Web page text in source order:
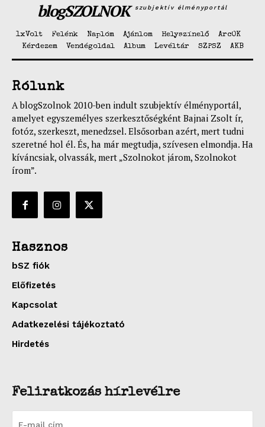
blogSZOLNOK szubjektív élményportál
1xVolt Felénk Naplóm Ajánlom Helyszínelő
ArcOK
Kérdezem
Vendégoldal Album Levéltár SZPSZ AKB
Rólunk
A blogSzolnok 2010-ben indult szubjektív élményportál,
amelyet egyszemélyes szerkesztőségként Bajnai Zsolt ír,
fotóz, szerkeszt, menedzsel. Elsősorban azért, mert tudni
szeretné hol él. És, ha már megtudja, szívesen elmondja. Ha
kíváncsiak, olvassák, mert „Szolnokot járom, Szolnokot
írom”.
Hasznos
bSZ fiók
Előfizetés
Kapcsolat
Adatkezelési tájékoztató
Hirdetés
Feliratkozás hírlevélre